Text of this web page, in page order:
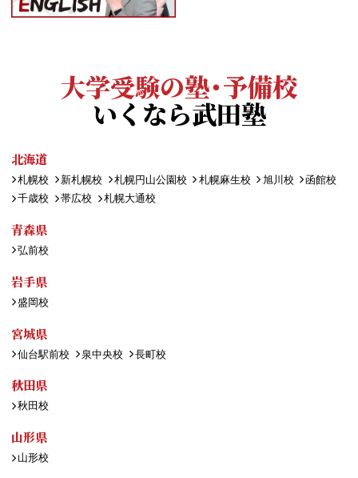
大学受験の塾・予備校
いくなら武田塾
北海道
札幌校 新札幌校 札幌円山公園校 札幌麻生校 旭川校
函館校
千歳校
帯広校 札幌大通校
青森県
弘前校
岩手県
盛岡校
宮城県
仙台駅前校 泉中央校 長町校
秋田県
秋田校
山形県
山形校